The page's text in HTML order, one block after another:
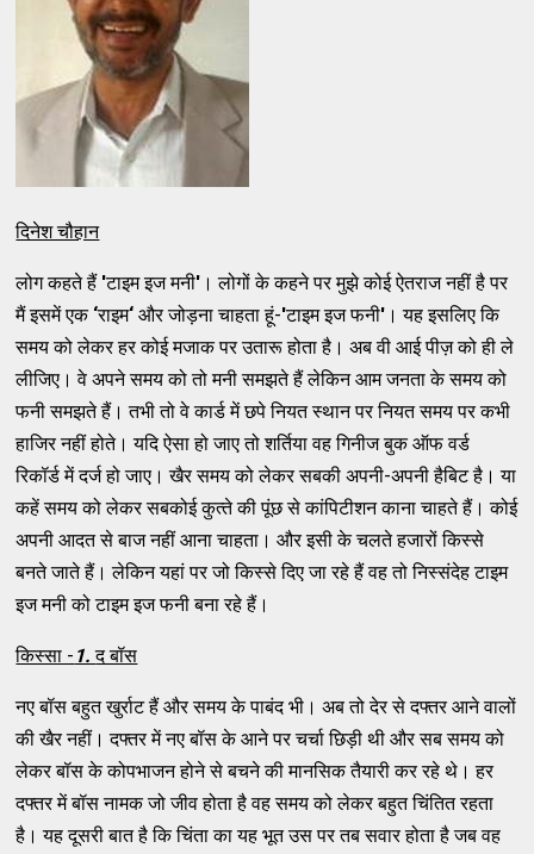
दिनेश चौहान
लोग कहते हैं 'टाइम इज मनी' । लोगों के कहने पर मुझे कोई ऐतराज नहीं है पर
मैं इसमें एक ‘राइम‘और जोड़ना चाहता हूं-'टाइम इज फनी' । यह इसलिए कि
समय को लेकर हर कोई मजाक पर उतारू होता है। अब वी आई पीज़ को ही ले
लीजिए। वे अपने समय को तो मनी समझते हैं लेकिन आम जनता के समय को
फनी समझते हैं। तभी तो वे कार्ड में छपे नियत स्‍थान पर नियत समय पर कभी
हाजिर नहीं होते। यदि ऐसा हो जाए तो शर्तिया वह गिनीज बुक ऑफ वर्ड
रिकॉर्ड में दर्ज हो जाए। खैर समय को लेकर सबकी अपनी-अपनी हैबिट है। या
कहें समय को लेकर सबकोई कुत्‍ते की पूंछ से कांपिटीशन काना चाहते हैं। कोई
अपनी आदत से बाज नहीं आना चाहता। और इसी के चलते हजारों किस्‍से
बनते जाते हैं। लेकिन यहां पर जो किस्‍से दिए जा रहे हैं वह तो निस्‍संदेह टाइम
इज मनी को टाइम इज फनी बना रहे हैं।
किस्‍सा - 1.द बॉस
नए बॉस बहुत खुर्राट हैं और समय के पाबंद भी। अब तो देर से दफ्‍तर आने वालों
की खैर नहीं। दफ्‍तर में नए बॉस के आने पर चर्चा छिड़ी थी और सब समय को
लेकर बॉस के कोपभाजन होने से बचने की मानसिक तैयारी कर रहे थे। हर
दफ्‍तर में बॉस नामक जो जीव होता है वह समय को लेकर बहुत चिंतित रहता
है। यह दूसरी बात है कि चिंता का यह भूत उस पर तब सवार होता है जब वह